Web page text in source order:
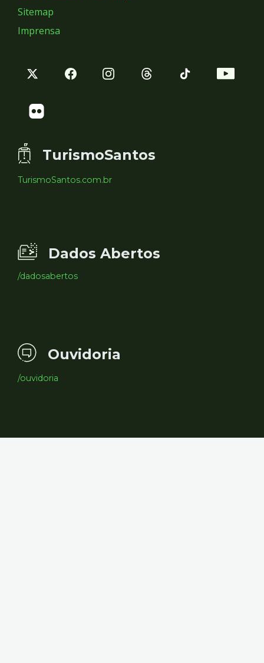
Sitemap
Imprensa
TurismoSantos
TurismoSantos.com.br
Dados Abertos
/dadosabertos
Ouvidoria
/ouvidoria